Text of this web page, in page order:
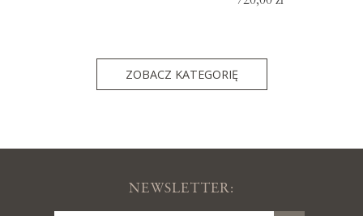
ZOBACZ KATEGORIĘ
NEWSLETTER: